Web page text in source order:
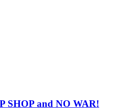
SHOP and NO WAR!